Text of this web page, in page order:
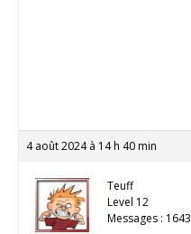
4 août 2024 à 14 h 40 min
Teuff
Level 12
Messages : 1643